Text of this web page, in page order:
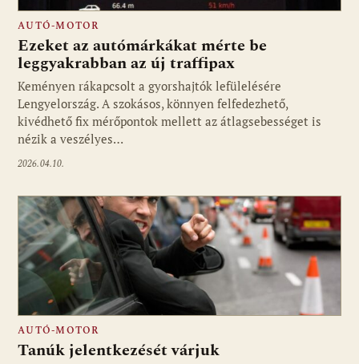
AUTÓ-MOTOR
Ezeket az autómárkákat mérte be
leggyakrabban az új traffipax
Keményen rákapcsolt a gyorshajtók lefülelésére
Lengyelország. A szokásos, könnyen felfedezhető,
kivédhető fix mérőpontok mellett az átlagsebességet is
nézik a veszélyes…
2026.04.10.
AUTÓ-MOTOR
Tanúk jelentkezését várjuk